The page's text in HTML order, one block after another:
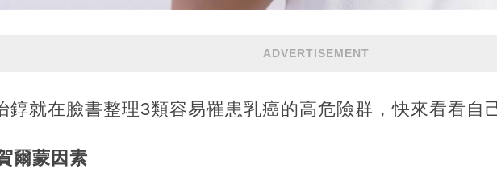
ADVERTISEMENT
錞就在臉書整理3類容易罹患乳癌的高危險群，快來看看自
爾蒙因素